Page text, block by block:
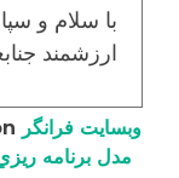
با سلام و
ارزشمند
وبسایت فرانگر
مدل برنامه